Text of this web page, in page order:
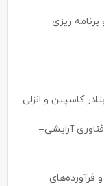
ریزی
آرایشی–
فرآورده‌های